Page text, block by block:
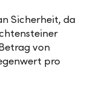
Sicherheit, da
von
pro